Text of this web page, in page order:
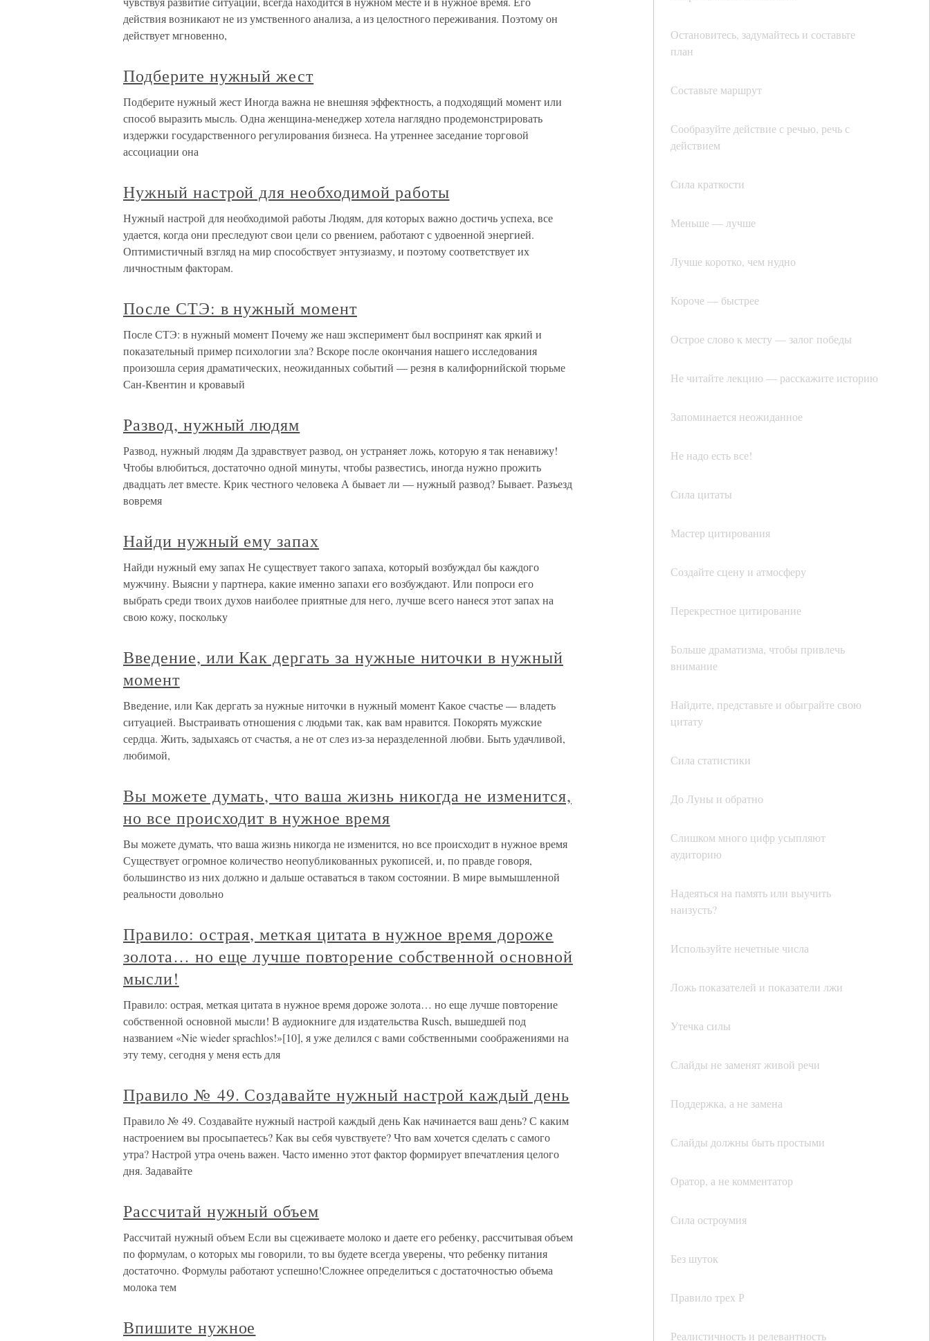
Остановитесь, задумайтесь и составьте
план
Составьте маршрут
Сообразуйте действие с речью, речь с
действием
Сила краткости
Меньше — лучше
Лучше коротко, чем нудно
Короче — быстрее
Острое слово к месту — залог победы
Не читайте лекцию — расскажите историю
Запоминается неожиданное
Не надо есть все!
Сила цитаты
Мастер цитирования
Создайте сцену и атмосферу
Перекрестное цитирование
Больше драматизма, чтобы привлечь
внимание
Найдите, представьте и обыграйте свою
цитату
Сила статистики
До Луны и обратно
Слишком много цифр усыпляют
аудиторию
Надеяться на память или выучить
наизусть?
Используйте нечетные числа
Ложь показателей и показатели лжи
Утечка силы
Слайды не заменят живой речи
Поддержка, а не замена
Слайды должны быть простыми
Оратор, а не комментатор
Сила остроумия
Без шуток
Правило трех Р
Реалистичность и релевантность
действия возникают не из умственного анализа, а из целостного переживания. Поэтому он
действует мгновенно,
Подберите нужный жест
Подберите нужный жест Иногда важна не внешняя эффектность, а подходящий момент или
способ выразить мысль. Одна женщина-менеджер хотела наглядно продемонстрировать
издержки государственного регулирования бизнеса. На утреннее заседание торговой
ассоциации она
Нужный настрой для необходимой работы
Нужный настрой для необходимой работы Людям, для которых важно достичь успеха, все
удается, когда они преследуют свои цели со рвением, работают с удвоенной энергией.
Оптимистичный взгляд на мир способствует энтузиазму, и поэтому соответствует их
личностным факторам.
После СТЭ: в нужный момент
После СТЭ: в нужный момент Почему же наш эксперимент был воспринят как яркий и
показательный пример психологии зла? Вскоре после окончания нашего исследования
произошла серия драматических, неожиданных событий — резня в калифорнийской тюрьме
Сан-Квентин и кровавый
Развод, нужный людям
Развод, нужный людям Да здравствует развод, он устраняет ложь, которую я так ненавижу!
Чтобы влюбиться, достаточно одной минуты, чтобы развестись, иногда нужно прожить
двадцать лет вместе. Крик честного человека А бывает ли — нужный развод? Бывает. Разъезд
вовремя
Найди нужный ему запах
Найди нужный ему запах Не существует такого запаха, который возбуждал бы каждого
мужчину. Выясни у партнера, какие именно запахи его возбуждают. Или попроси его
выбрать среди твоих духов наиболее приятные для него, лучше всего нанеся этот запах на
свою кожу, поскольку
Введение, или Как дергать за нужные ниточки в нужный
момент
Введение, или Как дергать за нужные ниточки в нужный момент Какое счастье — владеть
ситуацией. Выстраивать отношения с людьми так, как вам нравится. Покорять мужские
сердца. Жить, задыхаясь от счастья, а не от слез из-за неразделенной любви. Быть удачливой,
любимой,
Вы можете думать, что ваша жизнь никогда не изменится,
но все происходит в нужное время
Вы можете думать, что ваша жизнь никогда не изменится, но все происходит в нужное время
Существует огромное количество неопубликованных рукописей, и, по правде говоря,
большинство из них должно и дальше оставаться в таком состоянии. В мире вымышленной
реальности довольно
Правило: острая, меткая цитата в нужное время дороже
золота… но еще лучше повторение собственной основной
мысли!
Правило: острая, меткая цитата в нужное время дороже золота… но еще лучше повторение
собственной основной мысли! В аудиокниге для издательства Rusch, вышедшей под
названием «Nie wieder sprachlos!»[10], я уже делился с вами собственными соображениями на
эту тему, сегодня у меня есть для
Правило № 49. Создавайте нужный настрой каждый день
Правило № 49. Создавайте нужный настрой каждый день Как начинается ваш день? С каким
настроением вы просыпаетесь? Как вы себя чувствуете? Что вам хочется сделать с самого
утра? Настрой утра очень важен. Часто именно этот фактор формирует впечатления целого
дня. Задавайте
Рассчитай нужный объем
Рассчитай нужный объем Если вы сцеживаете молоко и даете его ребенку, рассчитывая объем
по формулам, о которых мы говорили, то вы будете всегда уверены, что ребенку питания
достаточно. Формулы работают успешно!Сложнее определиться с достаточностью объема
молока тем
Впишите нужное